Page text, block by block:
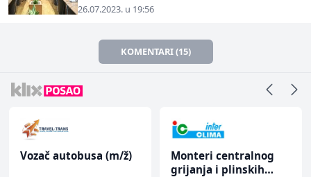
26.07.2023. u 19:56
KOMENTARI (15)
Vozač autobusa (m/ž)
Monteri centralnog
grijanja i plinskih